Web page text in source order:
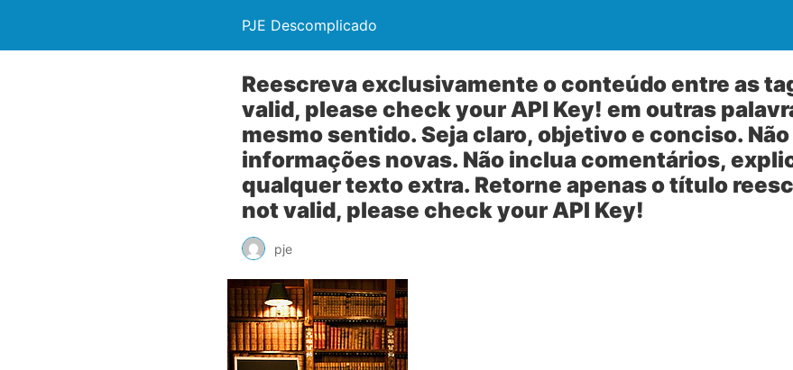
PJE Descomplicado
Reescreva exclusivamente o conteúdo entre as
valid, please check your API Key! em outras
mesmo sentido. Seja claro, objetivo e conciso.
informações novas. Não inclua comentários,
qualquer texto extra. Retorne apenas o título
not valid, please check your API Key!
pje